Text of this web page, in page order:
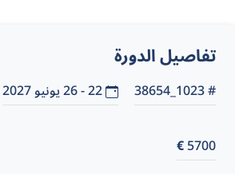
تفاصيل الدورة
# 1023_38654 22 - 26 يونيو 2027
5700
€